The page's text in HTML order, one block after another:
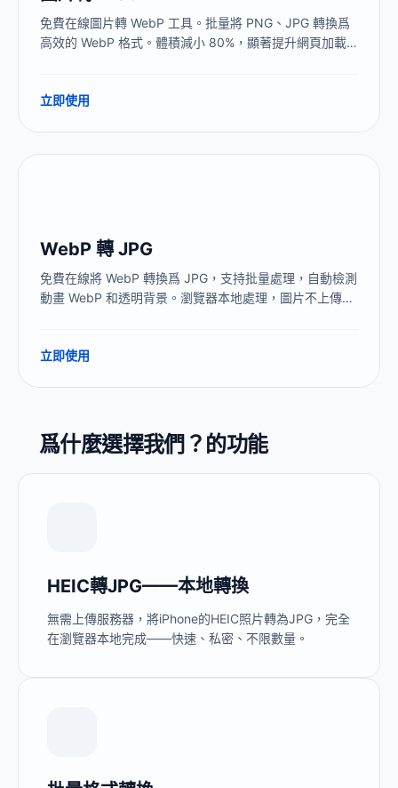
免費在線圖片轉 WebP 工具。批量將 PNG、JPG 轉換爲
高效的 WebP 格式。體積減小 80%，顯著提升網頁加載
立即使用
WebP 轉 JPG
免費在線將 WebP 轉換爲 JPG，支持批量處理，自動檢測
動畫 WebP 和透明背景。瀏覽器本地處理，圖片不上傳，
立即使用
爲什麼選擇我們？的功能
HEIC轉JPG——本地轉換
無需上傳服務器，將iPhone的HEIC照片轉為JPG，完全
在瀏覽器本地完成——快速、私密、不限數量。